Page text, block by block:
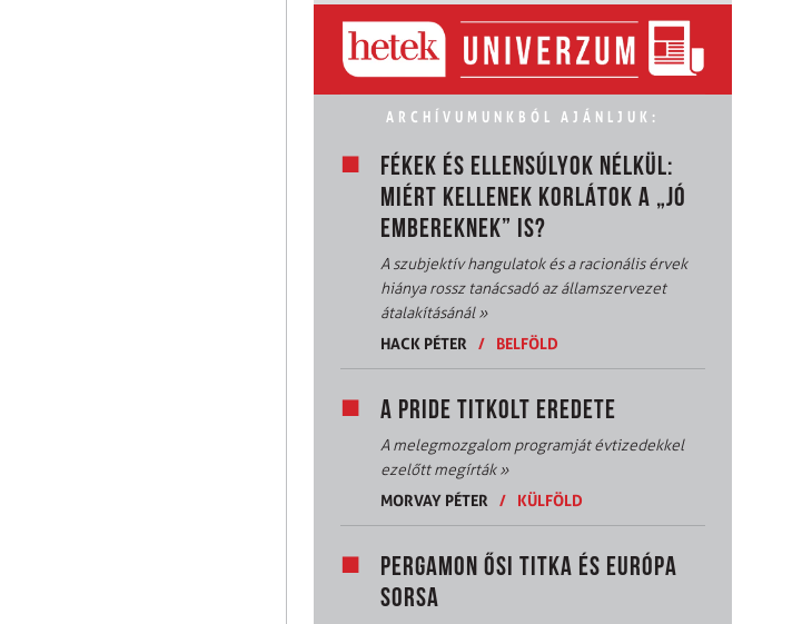
ARCHÍVUMUNKBÓL AJÁNLJUK:
FÉKEK ÉS ELLENSÚLYOK NÉLKÜL:
MIÉRT KELLENEK KORLÁTOK A „JÓ
EMBEREKNEK” IS?
A szubjektív hangulatok és a racionális érvek
hiánya rossz tanácsadó az államszervezet
átalakításánál»
HACK PÉTER
/ BELFÖLD
A PRIDE TITKOLT EREDETE
A melegmozgalom programját évtizedekkel
ezelőtt megírták»
MORVAY PÉTER
/ KÜLFÖLD
PERGAMON ŐSI TITKA ÉS EURÓPA
SORSA